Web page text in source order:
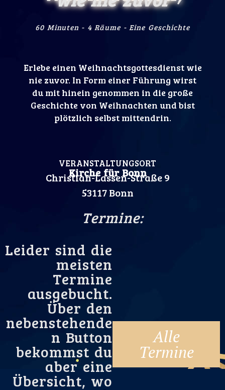
60 Minuten - 4 Räume - Eine Geschichte
Erlebe einen Weihnachtsgottesdienst wie
nie zuvor. In Form einer Führung wirst
du mit hinein genommen in die große
Geschichte von Weihnachten und bist
plötzlich selbst mittendrin.
VERANSTALTUNGSORT
Kirche für Bonn
Christian-Lassen-Straße 9
53117 Bonn
Termine:
Leider sind die
meisten
Termine
ausgebucht.
Über den
nebenstehende
n Button
bekommst du
aber eine
Übersicht, wo
Alle
Termine